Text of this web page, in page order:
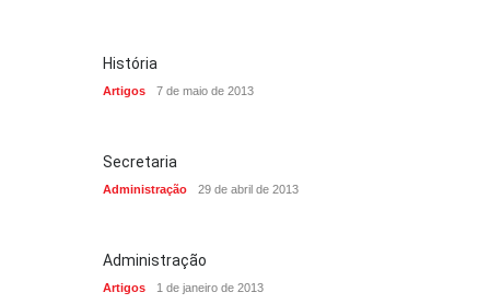
História
Artigos 7 de maio de 2013
Secretaria
Administração 29 de abril de 2013
Administração
Artigos 1 de janeiro de 2013